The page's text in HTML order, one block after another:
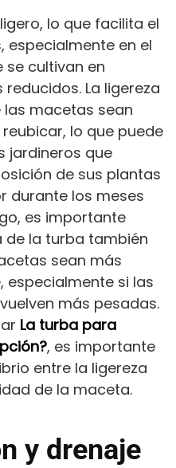
lo que facilita el
especialmente en el
se cultivan en
La ligereza
macetas sean
lo que puede
jardineros que
de sus plantas
durante los meses
es importante
de la turba también
sean más
especialmente si las
más pesadas.
La turba para
, es importante
entre la ligereza
de la maceta.
y drenaje